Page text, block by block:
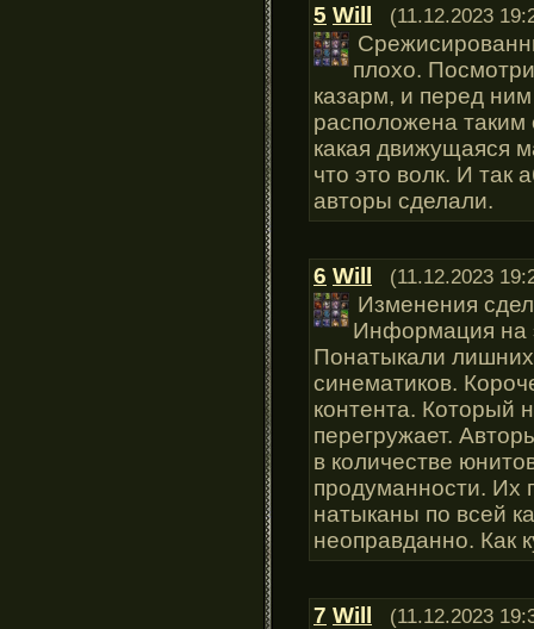
5 Will (11.12.2023
плохо.
казарм, и перед
расположена таким
какая движущаяся
что это волк. И так
авторы сделали.
6 Will (11.12.2023
Изменения
Информация на
Понатыкали
синематиков.
контента. Который
перегружает.
в количестве
продуманности. Их
натыканы по всей
неоправданно. Как
7 Will (11.12.2023